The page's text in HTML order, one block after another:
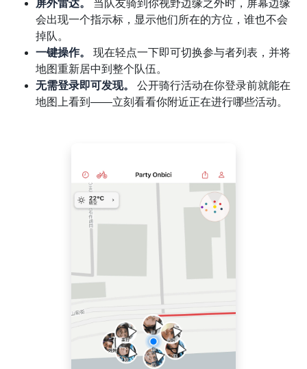
屏外雷达。
当队友骑到你视野边缘之外时，屏幕边缘
会出现一个指示标，显示他们所在的方位，谁也不会
掉队。
一键操作。
现在轻点一下即可切换参与者列表，并将
地图重新居中到整个队伍。
无需登录即可发现。
公开骑行活动在你登录前就能在
地图上看到——立刻看看你附近正在进行哪些活动。